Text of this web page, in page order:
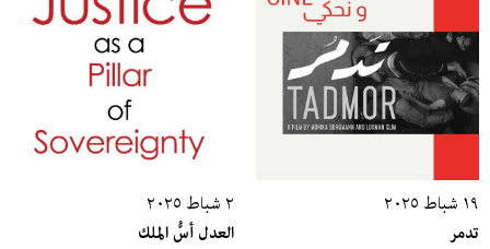
١٩ شباط ٢٠٢٥
تدمر
٢ شباط ٢٠٢٥
العدل أسُّ الملك